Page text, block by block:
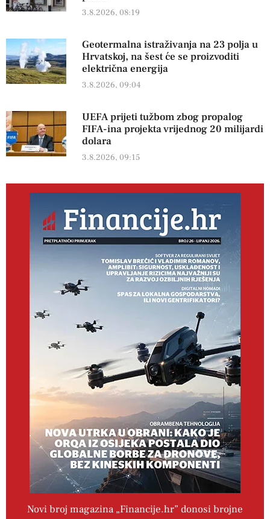
3.8.2026, 08:19
Geotermalna istraživanja na 23 polja u
Hrvatskoj, na šest će se proizvoditi
električna energija
3.8.2026, 09:04
UEFA prijeti tužbom zbog propalog
FIFA-ina projekta vrijednog 20 milijardi
dolara
3.8.2026, 09:15
Novi broj magazina „Financije.hr” donosi brojne